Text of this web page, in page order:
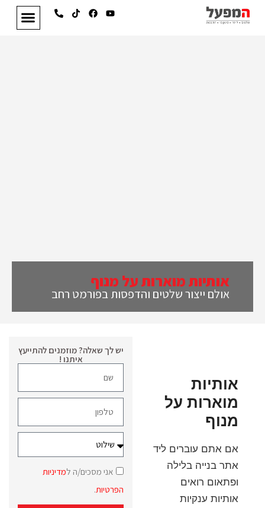
אותיות מוארות על מנוף
אולם ייצור שלטים והדפסות בפורמט רחב
אותיות
מוארות על
מנוף
אם אתם עוברים ליד
אתר בנייה בלילה
ופתאום רואים
אותיות ענקיות
יש לך שאלה? מוזמנים להתייעץ
איתנו !
אני מסכים/ה למדיניות
הפרטיות.